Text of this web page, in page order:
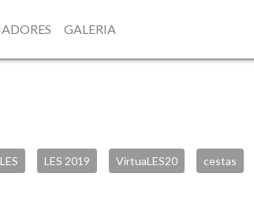
GALERIA
LES 2019 VirtuaLES20 cestas